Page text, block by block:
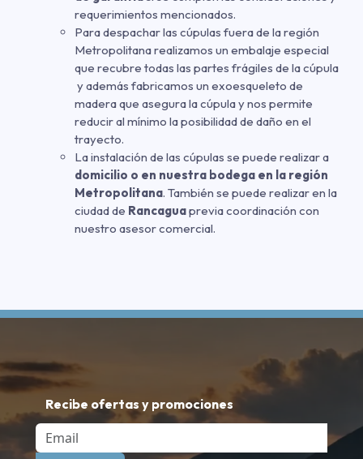
requerimientos mencionados.
Para despachar las cúpulas fuera de la región
Metropolitana realizamos un embalaje especial
que recubre todas las partes frágiles de la cúpula
y además fabricamos un exoesqueleto de
madera que asegura la cúpula y nos permite
reducir al mínimo la posibilidad de daño en el
trayecto.
La instalación de las cúpulas se puede realizar a
domicilio o en nuestra bodega en la región
Metropolitana. También se puede realizar en la
ciudad de Rancaguaprevia coordinación con
nuestro asesor comercial.
Recibe ofertas y promociones
Email